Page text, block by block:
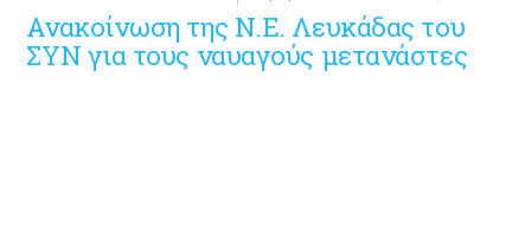
Ανακοίνωση της Ν.Ε. Λευκάδας του
ΣΥΝ για τους ναυαγούς μετανάστες